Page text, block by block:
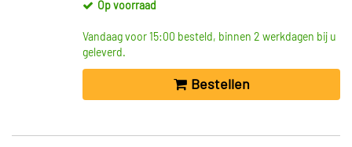
Op voorraad
Vandaag voor 15:00 besteld, binnen 2 werkdagen bij u
geleverd.
Bestellen